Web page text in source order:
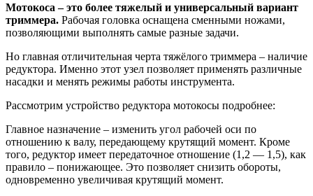
Мотокоса – это более тяжелый и универсальный вариант
триммера. Рабочая головка оснащена сменными ножами,
позволяющими выполнять самые разные задачи.
Но главная отличительная черта тяжёлого триммера – наличие
редуктора. Именно этот узел позволяет применять различные
насадки и менять режимы работы инструмента.
Рассмотрим устройство редуктора мотокосы подробнее:
Главное назначение – изменить угол рабочей оси по
отношению к валу, передающему крутящий момент. Кроме
того, редуктор имеет передаточное отношение (1,2 — 1,5), как
правило – понижающее. Это позволяет снизить обороты,
одновременно увеличивая крутящий момент.